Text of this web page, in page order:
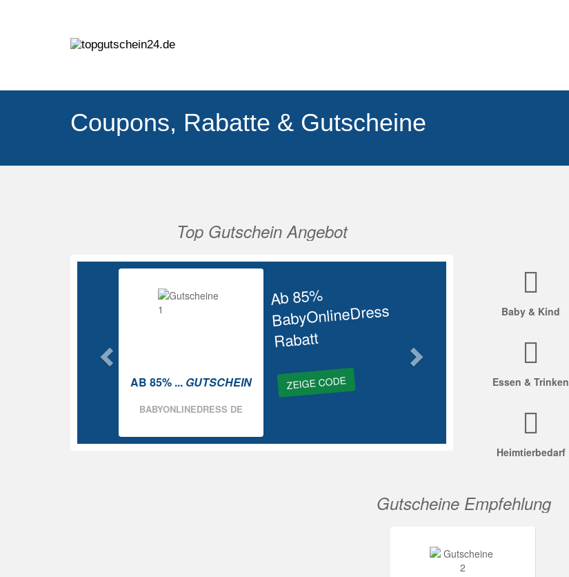
Coupons, Rabatte & Gutscheine
Top Gutschein Angebot
Ab 85%
BabyOnlineDress
Rabatt
ZEIGE CODE
AB 85% ... GUTSCHEIN
BABYONLINEDRESS DE
Vorherige
Baby & Kind
Essen & Trinken
Heimtierbedarf
Gutscheine Empfehlung